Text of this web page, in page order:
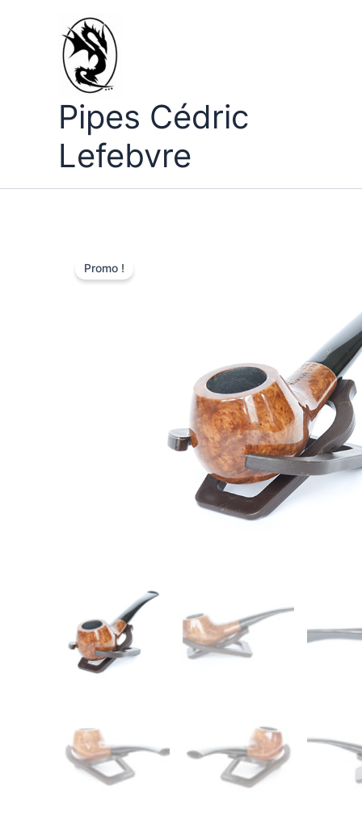
Pipes Cédric
Lefebvre
Promo !